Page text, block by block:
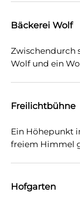
Bäckerei Wolf
Zwischendurch
Wolf und ein
Freilichtbühne
Ein Höhepunkt
freiem Himmel
Hofgarten